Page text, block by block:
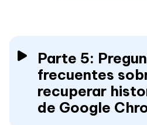
Parte 5:
frecuentes
recuperar
de Google